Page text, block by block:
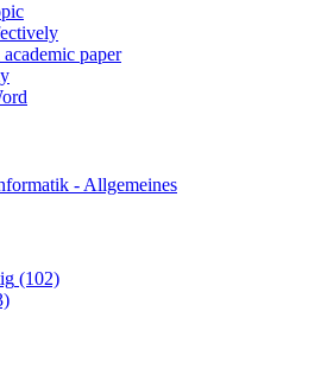
paper
- Allgemeines
(102)